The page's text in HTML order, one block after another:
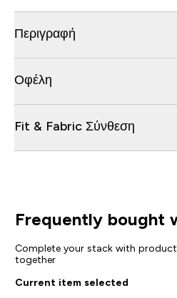
Περιγραφή
Οφέλη
Fit & Fabric Σύνθεση
Frequently bought
Complete your stack with
together
Current item selected